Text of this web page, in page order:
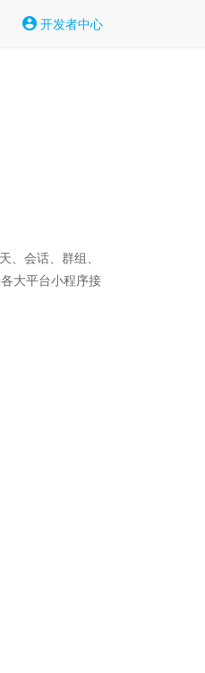
开发者中心
会话、群组、
大平台小程序接